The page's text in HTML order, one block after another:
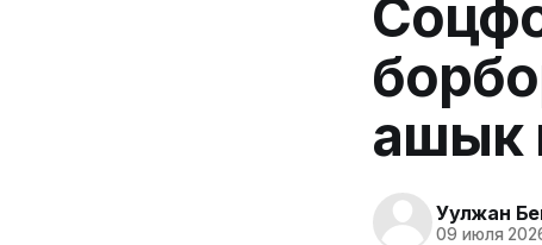
ашык
Уулжан
09 июля